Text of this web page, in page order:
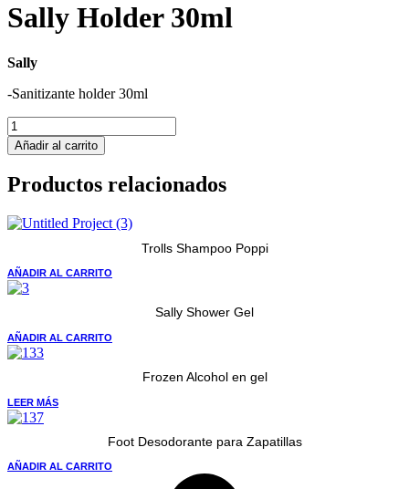
Sally Holder 30ml
Sally
-Sanitizante holder 30ml
Sally
Holder
30ml
cantidad
Añadir al carrito
Productos relacionados
Trolls Shampoo Poppi
AÑADIR AL CARRITO
Sally Shower Gel
AÑADIR AL CARRITO
Frozen Alcohol en gel
LEER MÁS
Foot Desodorante para Zapatillas
AÑADIR AL CARRITO